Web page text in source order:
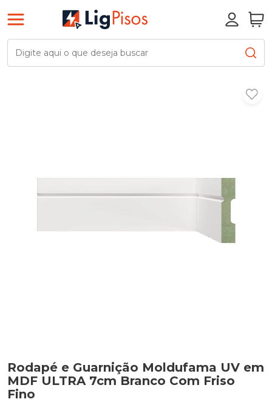
Rodapé e Guarnição Moldufama UV em
MDF ULTRA 7cm Branco Com Friso
Fino